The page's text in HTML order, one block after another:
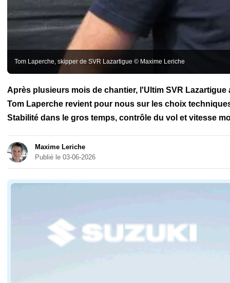
Tom Laperche, skipper de SVR Lazartigue © Maxime Leriche
Après plusieurs mois de chantier, l'Ultim SVR
Tom Laperche revient pour nous sur les choix
Stabilité dans le gros temps, contrôle du vol et vitesse
Maxime Leriche
Publié le 03-06-2026